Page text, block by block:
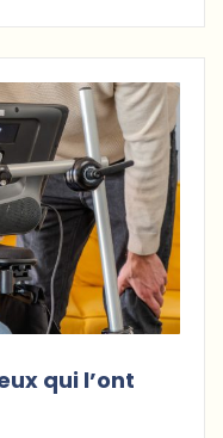
qui l’ont